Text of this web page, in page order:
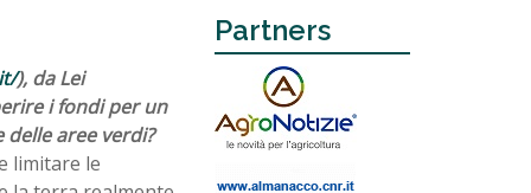
), da Lei
i fondi per un
aree verdi?
limitare le
Partners